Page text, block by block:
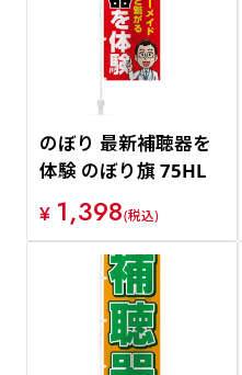
のぼり 最新補聴器を
体験 のぼり旗 75HL
¥ 1,398(税込)